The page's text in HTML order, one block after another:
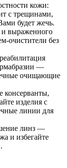
кожи:
с трещинами,
будет жечь.
и выраженного
без
—
очищающие
консерванты,
изделия с
линии для
линз —
и избегайте